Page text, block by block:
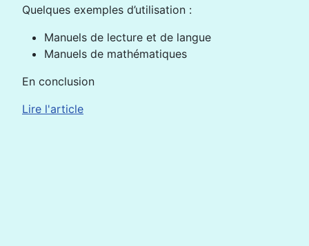
Quelques exemples d’utilisation :
Manuels de lecture et de langue
Manuels de mathématiques
En conclusion
Lire l'article